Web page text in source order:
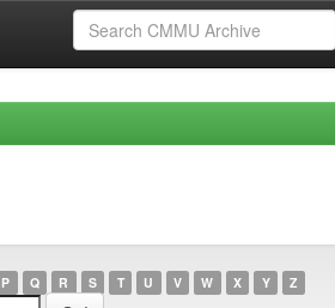
P Q R S T U V W X Y Z